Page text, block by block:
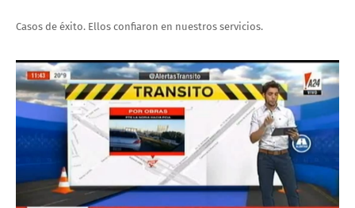
Casos de éxito. Ellos confiaron en nuestros servicios.